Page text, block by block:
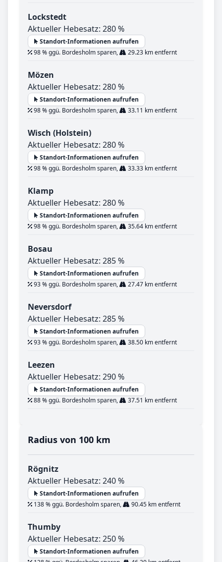
Lockstedt
Aktueller Hebesatz: 280 %
Standort-Informationen aufrufen
98 % ggü. Bordesholm sparen,
29.23 km entfernt
Mözen
Aktueller Hebesatz: 280 %
Standort-Informationen aufrufen
98 % ggü. Bordesholm sparen,
33.11 km entfernt
Wisch (Holstein)
Aktueller Hebesatz: 280 %
Standort-Informationen aufrufen
98 % ggü. Bordesholm sparen,
33.33 km entfernt
Klamp
Aktueller Hebesatz: 280 %
Standort-Informationen aufrufen
98 % ggü. Bordesholm sparen,
35.64 km entfernt
Bosau
Aktueller Hebesatz: 285 %
Standort-Informationen aufrufen
93 % ggü. Bordesholm sparen,
27.47 km entfernt
Neversdorf
Aktueller Hebesatz: 285 %
Standort-Informationen aufrufen
93 % ggü. Bordesholm sparen,
38.50 km entfernt
Leezen
Aktueller Hebesatz: 290 %
Standort-Informationen aufrufen
88 % ggü. Bordesholm sparen,
37.51 km entfernt
Radius von 100 km
Rögnitz
Aktueller Hebesatz: 240 %
Standort-Informationen aufrufen
138 % ggü. Bordesholm sparen,
90.45 km entfernt
Thumby
Aktueller Hebesatz: 250 %
Standort-Informationen aufrufen